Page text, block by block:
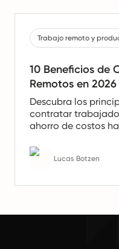
Trabajo remoto y
10 Beneficios de
Remotos en 2026
Descubra los
contratar
ahorro de costos
remotos son el
Lucas Botzen